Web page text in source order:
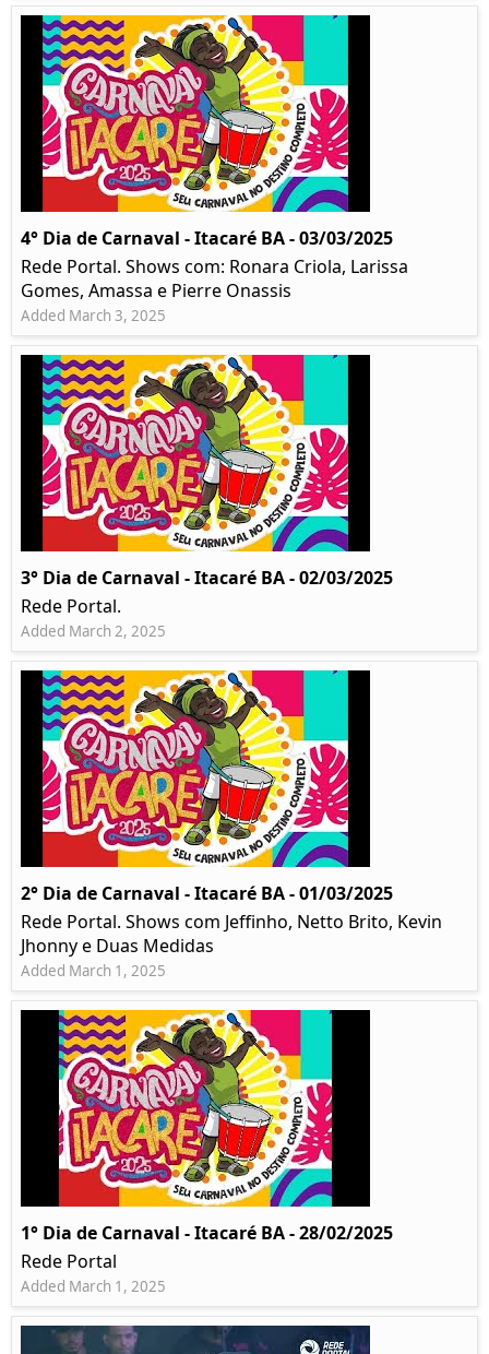
4° Dia de Carnaval - Itacaré BA - 03/03/2025
Rede Portal. Shows com: Ronara Criola, Larissa
Gomes, Amassa e Pierre Onassis
Added March 3, 2025
3° Dia de Carnaval - Itacaré BA - 02/03/2025
Rede Portal.
Added March 2, 2025
2° Dia de Carnaval - Itacaré BA - 01/03/2025
Rede Portal. Shows com Jeffinho, Netto Brito, Kevin
Jhonny e Duas Medidas
Added March 1, 2025
1° Dia de Carnaval - Itacaré BA - 28/02/2025
Rede Portal
Added March 1, 2025